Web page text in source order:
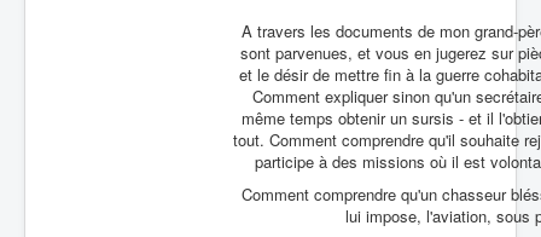
A travers les documents de mon grand-
sont parvenues, et vous en jugerez sur
et le désir de mettre fin à la guerre
Comment expliquer sinon qu'un
même temps obtenir un sursis - et il
tout. Comment comprendre qu'il souhaite
participe à des missions où il est
Comment comprendre qu'un chasseur
lui impose, l'aviation, sous